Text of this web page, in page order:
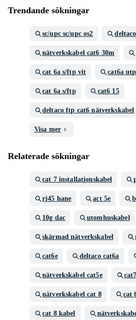
Trendande sökningar
sc/upc sc/upc os2
nätverkskabel cat6 30m
cat 6a s/ftp vit cat6a
cat 6a s/ftp cat6 15
deltaco ftp cat6 nätverkskabel
Visa mer
Relaterade sökningar
cat 7 installationskabel
rj45 hane act 5e
10g dac utomhuskabel
skärmad nätverkskabel
cat6e deltaco cat6a
nätverkskabel cat5e
nätverkskabel cat 8 cat
cat 8 kabel